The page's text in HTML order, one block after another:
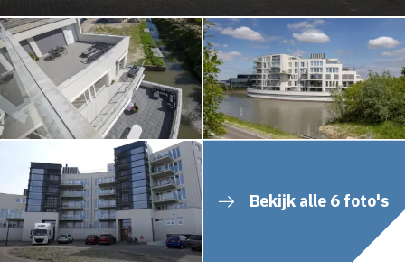
Bekijk alle 6 foto's